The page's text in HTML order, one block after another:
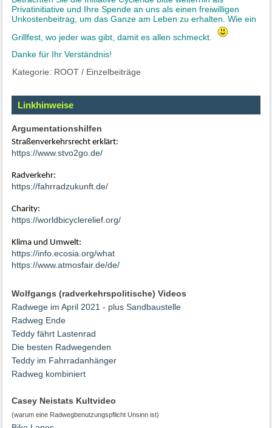
Privatinitiative und Ihre Spende an uns als einen freiwilligen
Unkostenbeitrag, um das Ganze am Leben zu erhalten. Wie ein
Grillfest, wo jeder was gibt, damit es allen schmeckt.
Danke für Ihr Verständnis!
Kategorie: ROOT / Einzelbeiträge
Linkhinweise
Argumentationshilfen
Straßenverkehrsrecht erklärt:
https://www.stvo2go.de/
Radverkehr:
https://fahrradzukunft.de/
Charity:
https://worldbicyclerelief.org/
Klima und Umwelt:
https://info.ecosia.org/what
https://www.atmosfair.de/de/
Wolfgangs (radverkehrspolitische) Videos
Radwege im April 2021 - plus Sandbaustelle
Radweg Ende
Teddy fährt Lastenrad
Die besten Radwegenden
Teddy im Fahrradanhänger
Radweg kombiniert
Casey Neistats Kultvideo
(warum eine Radwegbenutzungspflicht Unsinn ist)